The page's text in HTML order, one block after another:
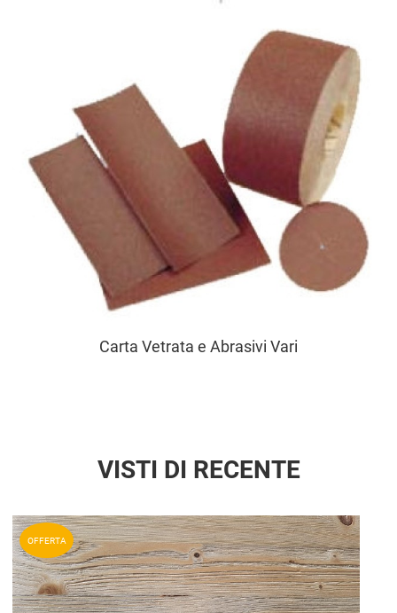
Carta Vetrata e Abrasivi Vari
VISTI DI RECENTE
OFFERTA